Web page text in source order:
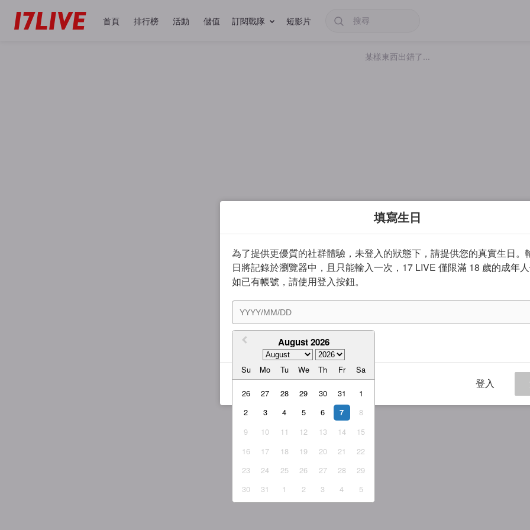
首頁 排行榜 活動 儲值 訂閱戰隊 短影片
某樣東西出錯了...
填寫生日
為了提供更優質的社群體驗，未登入的狀態下，請提供您的真實生日。
日將記錄於瀏覽器中，且只能輸入一次，17 LIVE 僅限滿 18 歲的成年人
如已有帳號，請使用登入按鈕。
August 2026
Su Mo Tu We Th Fr Sa
26 27 28 29 30 31
1
2
3 4 5 6 7
8
9
10 11 12 13 14
15
16
17 18 19 20 21
22
23
24 25 26 27 28
29
30
31 1 2 3 4 5
我同意 服務條款與隱私權政策
登入